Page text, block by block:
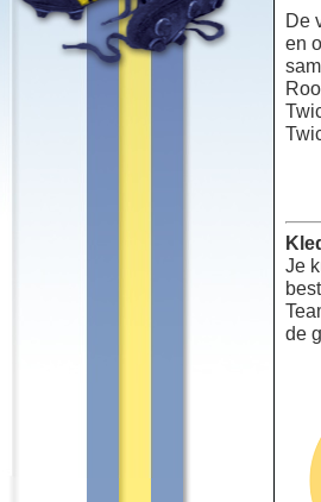
De
en
Je
de